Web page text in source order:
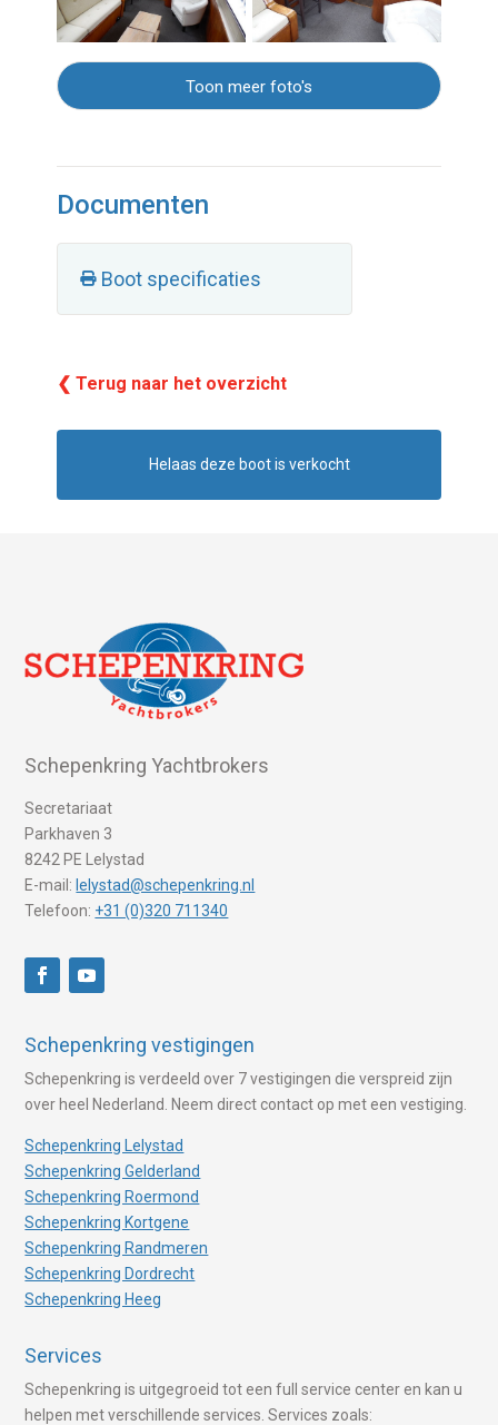
Toon meer foto's
Documenten
Boot specificaties
❮ Terug naar het overzicht
Helaas deze boot is verkocht
Schepenkring Yachtbrokers
Secretariaat
Parkhaven 3
8242 PE Lelystad
E-mail: lelystad@schepenkring.nl
Telefoon: +31 (0)320 711340
Schepenkring vestigingen
Schepenkring is verdeeld over 7 vestigingen die verspreid zijn
over heel Nederland. Neem direct contact op met een vestiging.
Schepenkring Lelystad
Schepenkring Gelderland
Schepenkring Roermond
Schepenkring Kortgene
Schepenkring Randmeren
Schepenkring Dordrecht
Schepenkring Heeg
Services
Schepenkring is uitgegroeid tot een full service center en kan u
helpen met verschillende services. Services zoals: